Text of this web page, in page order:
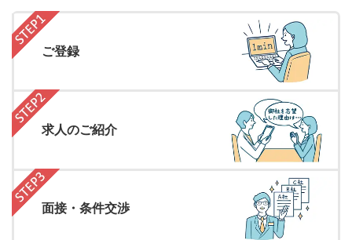
ご登録
求人のご紹介
面接・条件交渉